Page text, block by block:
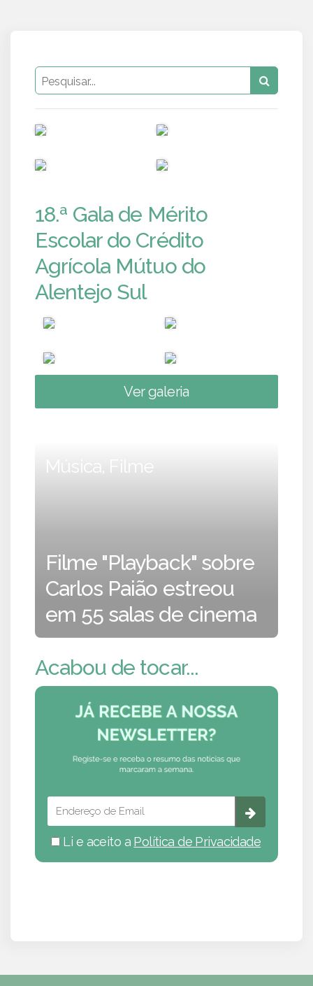
18.ª Gala de Mérito
Escolar do Crédito
Agrícola Mútuo do
Alentejo Sul
Ver galeria
Música, Filme
Filme "Playback" sobre
Carlos Paião estreou
em 55 salas de cinema
Acabou de tocar...
Li e aceito a Política de Privacidade